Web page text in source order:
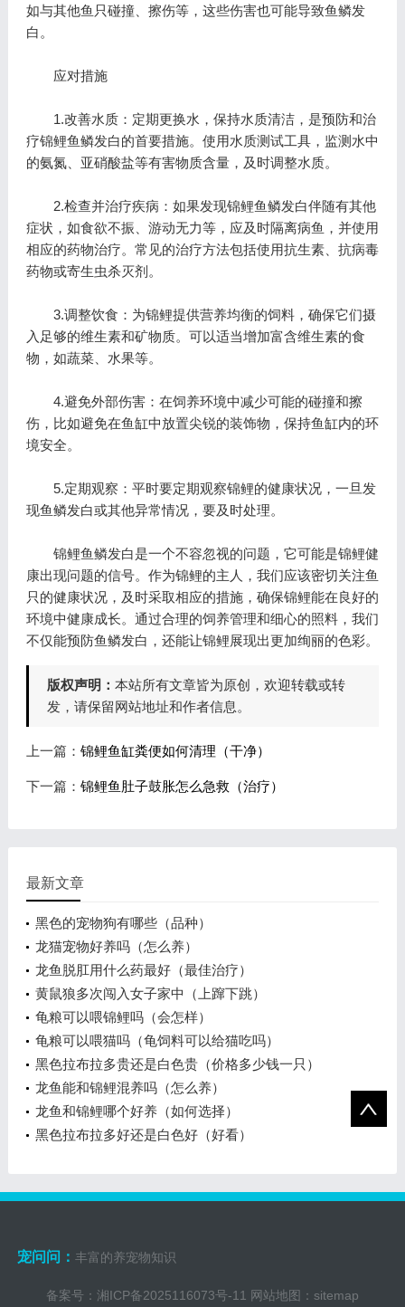
如与其他鱼只碰撞、擦伤等，这些伤害也可能导致鱼鳞发
白。
应对措施
1.改善水质：定期更换水，保持水质清洁，是预防和治
疗锦鲤鱼鳞发白的首要措施。使用水质测试工具，监测水中
的氨氮、亚硝酸盐等有害物质含量，及时调整水质。
2.检查并治疗疾病：如果发现锦鲤鱼鳞发白伴随有其他
症状，如食欲不振、游动无力等，应及时隔离病鱼，并使用
相应的药物治疗。常见的治疗方法包括使用抗生素、抗病毒
药物或寄生虫杀灭剂。
3.调整饮食：为锦鲤提供营养均衡的饲料，确保它们摄
入足够的维生素和矿物质。可以适当增加富含维生素的食
物，如蔬菜、水果等。
4.避免外部伤害：在饲养环境中减少可能的碰撞和擦
伤，比如避免在鱼缸中放置尖锐的装饰物，保持鱼缸内的环
境安全。
5.定期观察：平时要定期观察锦鲤的健康状况，一旦发
现鱼鳞发白或其他异常情况，要及时处理。
锦鲤鱼鳞发白是一个不容忽视的问题，它可能是锦鲤健
康出现问题的信号。作为锦鲤的主人，我们应该密切关注鱼
只的健康状况，及时采取相应的措施，确保锦鲤能在良好的
环境中健康成长。通过合理的饲养管理和细心的照料，我们
不仅能预防鱼鳞发白，还能让锦鲤展现出更加绚丽的色彩。
版权声明： 本站所有文章皆为原创，欢迎转载或转
发，请保留网站地址和作者信息。
上一篇： 锦鲤鱼缸粪便如何清理（干净）
下一篇： 锦鲤鱼肚子鼓胀怎么急救（治疗）
最新文章
黑色的宠物狗有哪些（品种）
龙猫宠物好养吗（怎么养）
龙鱼脱肛用什么药最好（最佳治疗）
黄鼠狼多次闯入女子家中（上蹿下跳）
龟粮可以喂锦鲤吗（会怎样）
龟粮可以喂猫吗（龟饲料可以给猫吃吗）
黑色拉布拉多贵还是白色贵（价格多少钱一只）
龙鱼能和锦鲤混养吗（怎么养）
龙鱼和锦鲤哪个好养（如何选择）
黑色拉布拉多好还是白色好（好看）
宠问问： 丰富的养宠物知识
备案号： 湘ICP备2025116073号-11 网站地图： sitemap